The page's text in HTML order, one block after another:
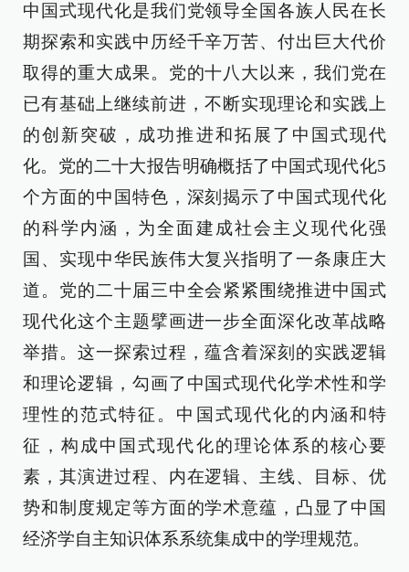
中国式现代化是我们党领导全国各族人民在长
期探索和实践中历经千辛万苦、付出巨大代价
取得的重大成果。党的十八大以来，我们党在
已有基础上继续前进，不断实现理论和实践上
的创新突破，成功推进和拓展了中国式现代
化。党的二十大报告明确概括了中国式现代化5
个方面的中国特色，深刻揭示了中国式现代化
的科学内涵，为全面建成社会主义现代化强
国、实现中华民族伟大复兴指明了一条康庄大
道。党的二十届三中全会紧紧围绕推进中国式
现代化这个主题擘画进一步全面深化改革战略
举措。这一探索过程，蕴含着深刻的实践逻辑
和理论逻辑，勾画了中国式现代化学术性和学
理性的范式特征。中国式现代化的内涵和特
征，构成中国式现代化的理论体系的核心要
素，其演进过程、内在逻辑、主线、目标、优
势和制度规定等方面的学术意蕴，凸显了中国
经济学自主知识体系系统集成中的学理规范。